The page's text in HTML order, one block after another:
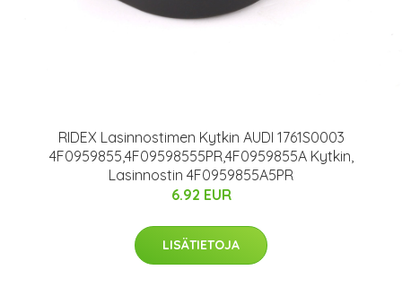
RIDEX Lasinnostimen Kytkin AUDI 1761S0003
4F0959855,4F09598555PR,4F0959855A Kytkin,
Lasinnostin 4F0959855A5PR
6.92 EUR
LISÄTIETOJA